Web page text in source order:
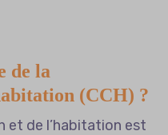
de la
(CCH) ?
et de l’habitation est